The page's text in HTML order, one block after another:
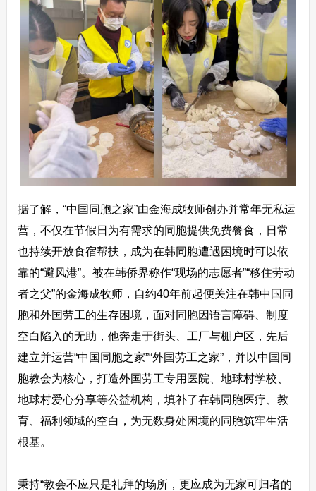
据了解，“中国同胞之家”由金海成牧师创办并常年无私运
营，不仅在节假日为有需求的同胞提供免费餐食，日常
也持续开放食宿帮扶，成为在韩同胞遭遇困境时可以依
靠的“避风港”。被在韩侨界称作“现场的志愿者”“移住劳动
者之父”的金海成牧师，自约40年前起便关注在韩中国同
胞和外国劳工的生存困境，面对同胞因语言障碍、制度
空白陷入的无助，他奔走于街头、工厂与棚户区，先后
建立并运营“中国同胞之家”“外国劳工之家”，并以中国同
胞教会为核心，打造外国劳工专用医院、地球村学校、
地球村爱心分享等公益机构，填补了在韩同胞医疗、教
育、福利领域的空白，为无数身处困境的同胞筑牢生活
根基。
秉持“教会不应只是礼拜的场所，更应成为无家可归者的